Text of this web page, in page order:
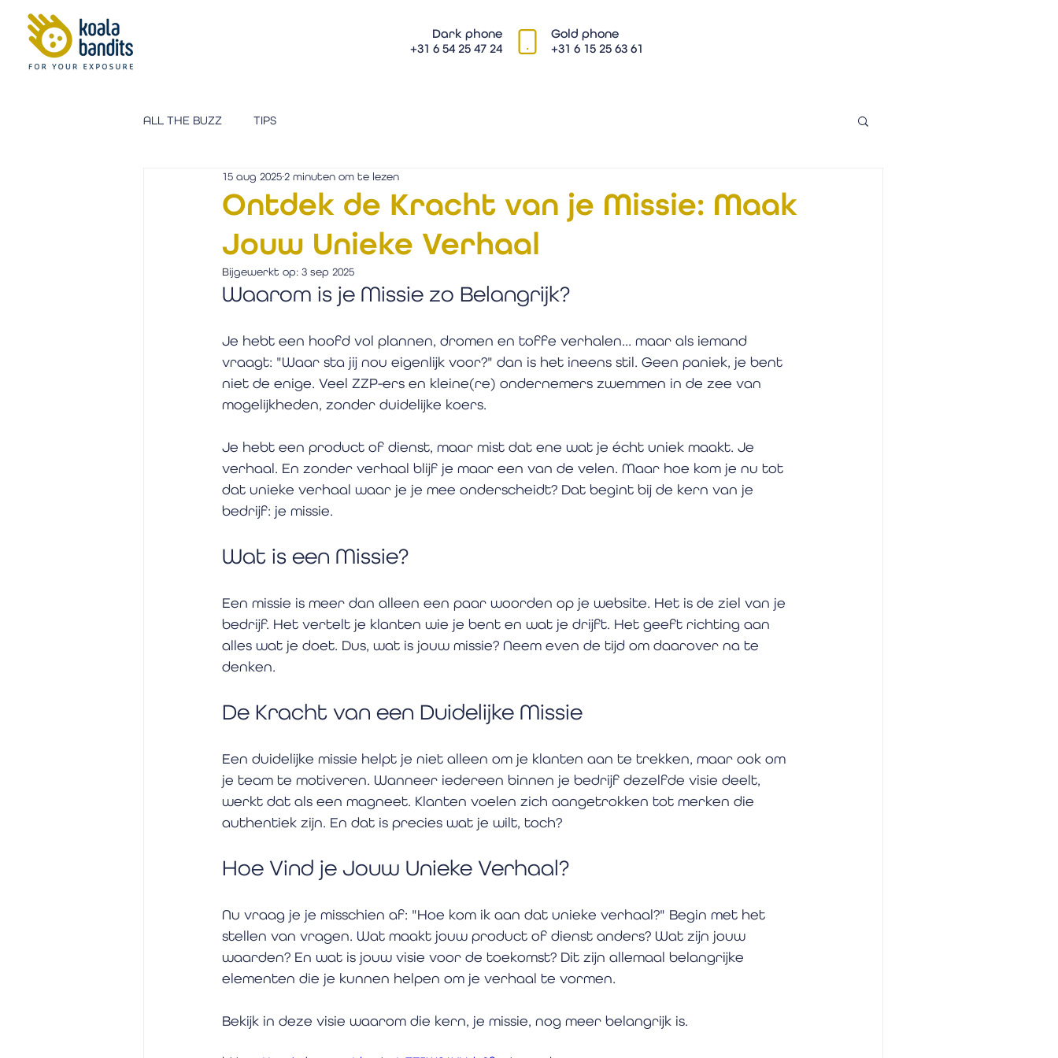
Dark phone
+31 6 54 25 47 24
Gold phone
+31 6 15 25 63 61
ALL THE BUZZ TIPS
Ontdek de Kracht van je Missie: Maak
Jouw Unieke Verhaal
15 aug 20252 minuten om te lezen
Bijgewerkt op: 3 sep 2025
Waarom is je Missie zo Belangrijk?
Je hebt een hoofd vol plannen, dromen en toffe verhalen... maar als iemand
vraagt: "Waar sta jij nou eigenlijk voor?" dan is het ineens stil. Geen paniek, je bent
niet de enige. Veel ZZP-ers en kleine(re) ondernemers zwemmen in de zee van
mogelijkheden, zonder duidelijke koers.
Je hebt een product of dienst, maar mist dat ene wat je écht uniek maakt. Je
verhaal. En zonder verhaal blijf je maar een van de velen. Maar hoe kom je nu tot
dat unieke verhaal waar je je mee onderscheidt? Dat begint bij de kern van je
bedrijf: je missie.
Wat is een Missie?
Een missie is meer dan alleen een paar woorden op je website. Het is de ziel van je
bedrijf. Het vertelt je klanten wie je bent en wat je drijft. Het geeft richting aan
alles wat je doet. Dus, wat is jouw missie? Neem even de tijd om daarover na te
denken.
De Kracht van een Duidelijke Missie
Een duidelijke missie helpt je niet alleen om je klanten aan te trekken, maar ook om
je team te motiveren. Wanneer iedereen binnen je bedrijf dezelfde visie deelt,
werkt dat als een magneet. Klanten voelen zich aangetrokken tot merken die
authentiek zijn. En dat is precies wat je wilt, toch?
Hoe Vind je Jouw Unieke Verhaal?
Nu vraag je je misschien af: "Hoe kom ik aan dat unieke verhaal?" Begin met het
stellen van vragen. Wat maakt jouw product of dienst anders? Wat zijn jouw
waarden? En wat is jouw visie voor de toekomst? Dit zijn allemaal belangrijke
elementen die je kunnen helpen om je verhaal te vormen.
Bekijk in deze visie waarom die kern, je missie, nog meer belangrijk is.